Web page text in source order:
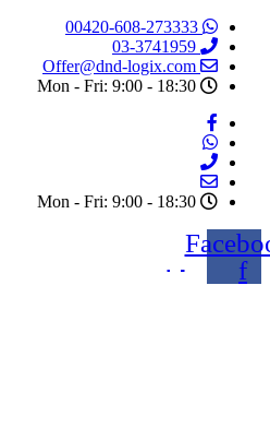
לתוכן
00420-608-273333
03-3741959
Offer@dnd-logix.com
Mon - Fri: 9:00 - 18:30
Mon - Fri: 9:00 - 18:30
f